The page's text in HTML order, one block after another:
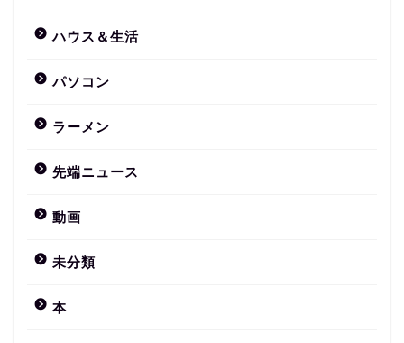
ハウス＆生活
パソコン
ラーメン
先端ニュース
動画
未分類
本